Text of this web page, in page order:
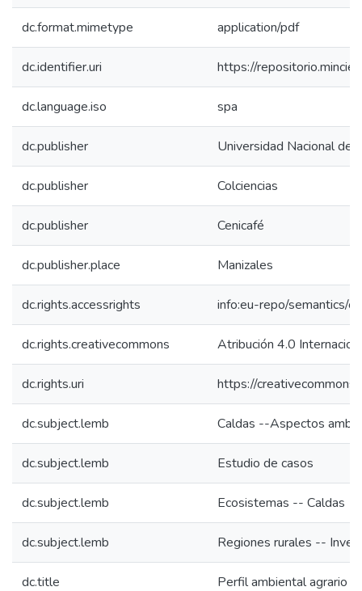
dc.format.mimetype application/pdf
dc.identifier.uri https://
dc.language.iso spa
dc.publisher Universidad Nacional de
dc.publisher Colciencias
dc.publisher Cenicafé
dc.publisher.place Manizales
dc.rights.accessrights info:eu-repo/semantics/
dc.rights.creativecommons Atribución 4.0
dc.rights.uri https://
dc.subject.lemb Caldas --Aspectos
dc.subject.lemb Estudio de casos
dc.subject.lemb Ecosistemas -- Caldas
dc.subject.lemb Regiones rurales --
dc.title Perfil ambiental agrario